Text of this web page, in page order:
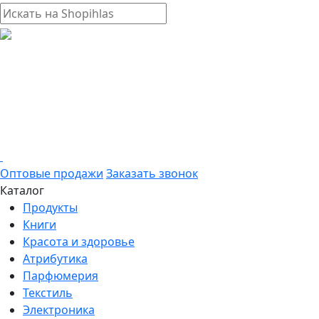
Оптовые продажи Заказать звонок
Каталог
Продукты
Книги
Красота и здоровье
Атрибутика
Парфюмерия
Текстиль
Электроника